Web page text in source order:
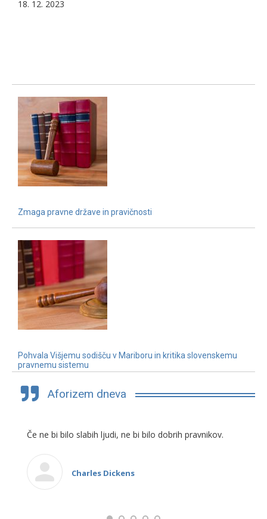
18. 12. 2023
Zmaga pravne države in pravičnosti
Pohvala Višjemu sodišču v Mariboru in kritika slovenskemu
pravnemu sistemu
3. 7. 2019
Aforizem dneva
Če ne bi bilo slabih ljudi, ne bi bilo dobrih pravnikov.
Charles Dickens